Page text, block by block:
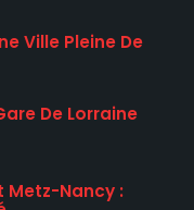
Ville Pleine De
De Lorraine
Metz-Nancy :